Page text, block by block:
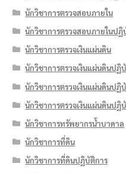
นักวิชาการตรวจสอบภายใน
นักวิชาการตรวจสอบภายในปฏิ
นักวิชาการตรวจเงินแผ่นดิน
นักวิชาการตรวจเงินแผ่นดินปฏิ
นักวิชาการตรวจเงินแผ่นดินปฏิ
นักวิชาการตรวจเงินแผ่นดินป
นักวิชาการทรัพยากรน้ำบาดาล
นักวิชาการที่ดิน
นักวิชาการที่ดินปฏิบัติการ